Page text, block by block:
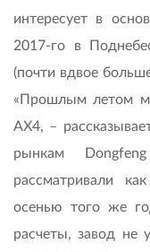
интересует в
2017-го в
(почти вдвое
«Прошлым летом
AX4, –
рынкам
рассматривали
осенью того же
расчеты, завод не